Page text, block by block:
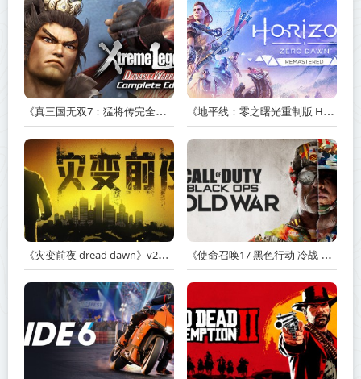
《真三国无双7：猛将传完全版 DYNASTY WARRIORS 7: Xtreme Legends Complete Edition》Build.3602035-免安装中文版【PC/手机双端】丨中文版 《地平线：零之曙光重制版 Horizon Zero Dawn Remastered》v1.5.89.0-送修改器丨中文版网盘下载
《灾变前夜 dread dawn》v20260530-免安装中文版丨中文版网盘下载 《使命召唤17 黑色行动 冷战 Call of Duty: Black Ops Cold War》v1.34.1.15931218-全DLC+送修改器丨中文版网盘下载